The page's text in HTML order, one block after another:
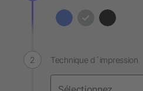
Technique d´impression